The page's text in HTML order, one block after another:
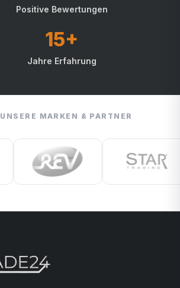
Positive Bewertungen
15+
Jahre Erfahrung
UNSERE MARKEN & PARTNER